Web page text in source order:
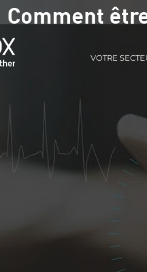
VOTRE
Comment